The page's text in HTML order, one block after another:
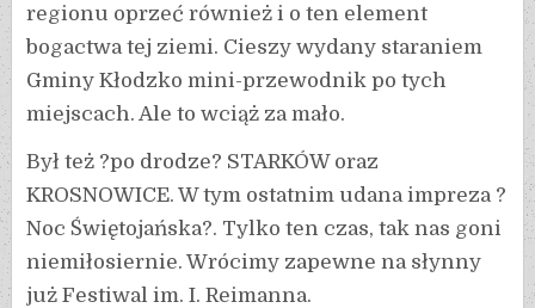
regionu oprzeć również i o ten element
bogactwa tej ziemi. Cieszy wydany staraniem
Gminy Kłodzko mini-przewodnik po tych
miejscach. Ale to wciąż za mało.
Był też ?po drodze? STARKÓW oraz
KROSNOWICE. W tym ostatnim udana impreza ?
Noc Świętojańska?. Tylko ten czas, tak nas goni
niemiłosiernie. Wrócimy zapewne na słynny
już Festiwal im. I. Reimanna.